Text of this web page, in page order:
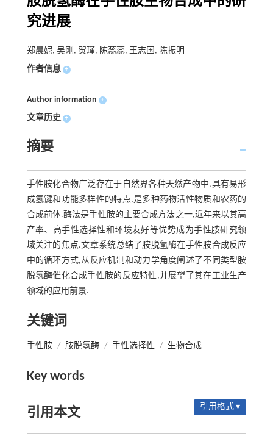
究进展
郑晨妮, 吴刚, 贺瑾, 陈蕊蕊, 王志国, 陈振明
作者信息 +
Author information +
文章历史 +
摘要
手性胺化合物广泛存在于自然界各种天然产物中,具有易形
成氢键和功能多样性的特点,是多种药物活性物质和农药的
合成前体.酶法是手性胺的主要合成方法之一,近年来以其高
产率、高手性选择性和环境友好等优势成为手性胺研究领
域关注的焦点.文章系统总结了胺脱氢酶在手性胺合成反应
中的循环方式,从反应机制和动力学角度阐述了不同类型胺
脱氢酶催化合成手性胺的反应特性,并展望了其在工业生产
领域的应用前景.
关键词
手性胺 / 胺脱氢酶 / 手性选择性 / 生物合成
Key words
引用本文 引用格式 ▾